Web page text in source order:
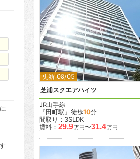
更新 08/05
2 2
芝浦スクエアハイツ
JR山手線
『田町駅』徒歩10分
間取り：3SLDK
賃料： 29.9万円〜31.4万円